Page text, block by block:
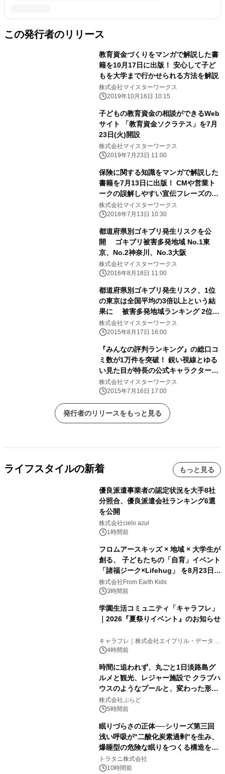
この発行者のリリース
教育資金づくりをマンガで解説した書
籍を10月17日に出版！ 安心して子ど
もを大学まで行かせられる方法を解説
株式会社マイスターワークス
2019年10月16日 10:15
子どもの教育資金の相談ができるWeb
サイト 「教育資金ソクラテス」を7月
23日(火)開設
株式会社マイスターワークス
2019年7月23日 11:00
保険に関する知識をマンガで解説した
書籍を7月13日に出版！ CMや営業ト
ークの誤解しやすい宣伝フレーズの真
実を解説
株式会社マイスターワークス
2018年7月13日 10:30
都道府県別ゴキブリ発生リスクを公
開 ゴキブリ被害多発地域 No.1東
京、No.2神奈川、No.3大阪
株式会社マイスターワークス
2016年8月18日 11:00
都道府県別ゴキブリ発生リスク、1位
の東京は全国平均の3倍以上という結
果に 被害多発地域ランキング 2位
大阪・3位 神奈川
株式会社マイスターワークス
2015年8月17日 16:00
『みんなの評判ランキング』の総口コ
ミ数が1万件を突破！ 鋭い視線とゆる
い見た目が特長の公式キャラクター
「みんヒョウくん」が誕生
株式会社マイスターワークス
2015年7月16日 17:00
発行者のリリースをもっと見る
ライフスタイルの新着 もっと見る
優良派遣事業者の認定状況を大手8社
分照合、優良派遣会社ランキング6選
を公開
株式会社cielo azul
1時間前
フロムアースキッズ × 地域 × 大学生が
創る、 子どもたちの「自育」イベント
「諸福ジーク×Lifehug」 を8月23日
(日)開催
株式会社From Earth Kids
3時間前
学園生活コミュニティ「キャラフレ」
｜2026『夏祭りイベント』のお知らせ
キャラフレ｜株式会社エイプリル・データ・
デザインズ
4時間前
時間に追われず、丸ごと1日淡路島グ
ルメと観光、レジャー施設で クラブハ
ウスのようなプールと、変わった形の
サウナも 「THE BOXY AWAJI」のお
得な素泊まり連泊プランで
株式会社ぷらど
5時間前
眠りづらさの正体──シリーズ第三回
浅い呼吸が"二酸化炭素過剰"を生み、
爆睡型の危険な眠りをつくる構造を解
説
トラタニ株式会社
10時間前